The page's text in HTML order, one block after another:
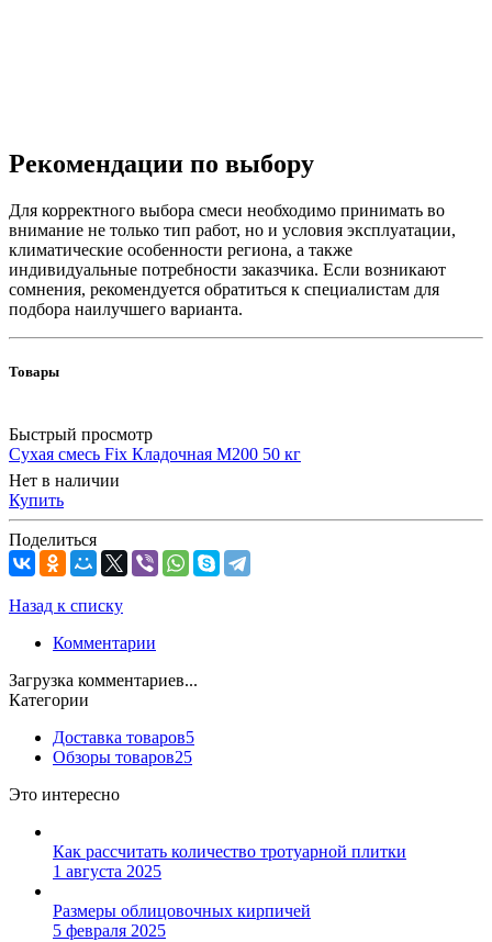
Рекомендации по выбору
Для корректного выбора смеси необходимо принимать во
внимание не только тип работ, но и условия эксплуатации,
климатические особенности региона, а также
индивидуальные потребности заказчика. Если возникают
сомнения, рекомендуется обратиться к специалистам для
подбора наилучшего варианта.
Товары
Быстрый просмотр
Сухая смесь Fix Кладочная М200 50 кг
Нет в наличии
Купить
Поделиться
Назад к списку
Комментарии
Загрузка комментариев...
Категории
Доставка товаров5
Обзоры товаров25
Это интересно
Как рассчитать количество тротуарной плитки
1 августа 2025
Размеры облицовочных кирпичей
5 февраля 2025